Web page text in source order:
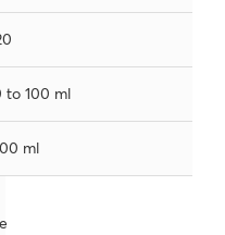
to 100 ml
ml